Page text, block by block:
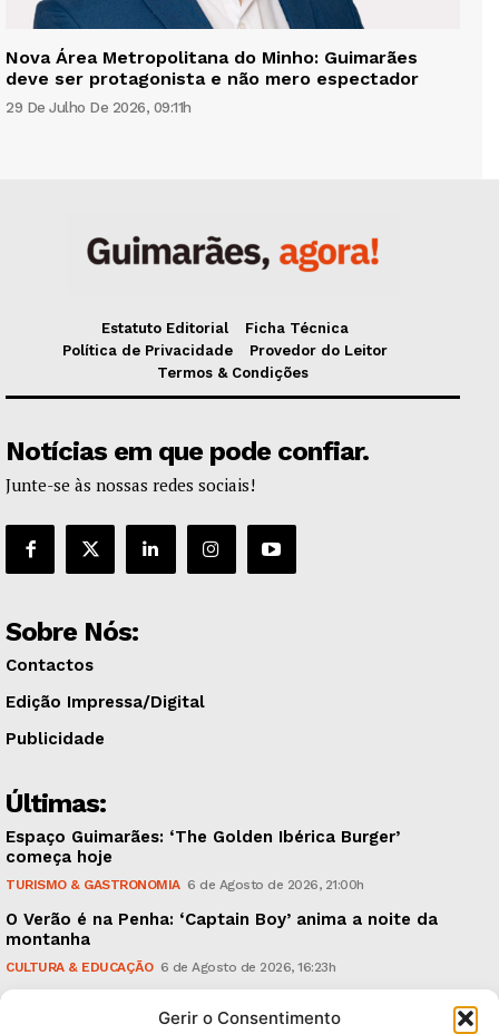
Gerir o Consentimento
Nova Área Metropolitana do Minho: Guimarães
deve ser protagonista e não mero espectador
29 De Julho De 2026, 09:11h
Estatuto Editorial
Ficha Técnica
Política de Privacidade
Provedor do Leitor
Termos & Condições
Notícias em que pode confiar.
Junte-se às nossas redes sociais!
Sobre Nós:
Contactos
Edição Impressa/Digital
Publicidade
Últimas:
Espaço Guimarães: ‘The Golden Ibérica Burger’
começa hoje
TURISMO & GASTRONOMIA 6 de Agosto de 2026, 21:00h
O Verão é na Penha: ‘Captain Boy’ anima a noite da
montanha
CULTURA & EDUCAÇÃO 6 de Agosto de 2026, 16:23h
em causa”, garante Ricardo Araújo